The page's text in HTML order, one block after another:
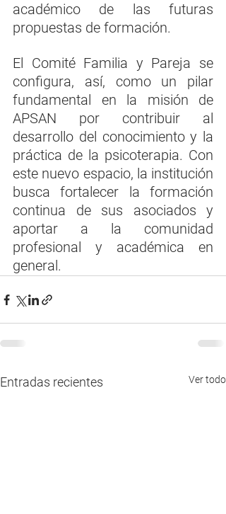
académico de las futuras
propuestas de formación.
El Comité Familia y Pareja se
configura, así, como un pilar
fundamental en la misión de
APSAN por contribuir al
desarrollo del conocimiento y la
práctica de la psicoterapia. Con
este nuevo espacio, la institución
busca fortalecer la formación
continua de sus asociados y
aportar a la comunidad
profesional y académica en
general.
Entradas recientes Ver todo